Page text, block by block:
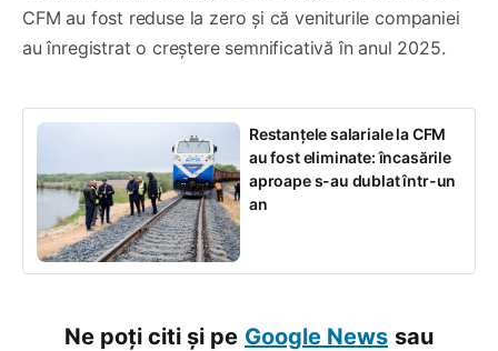
CFM au fost reduse la zero și că veniturile companiei
au înregistrat o creștere semnificativă în anul 2025.
Restanțele salariale la CFM
au fost eliminate: încasările
aproape s-au dublat într-un
an
Ne poți citi și pe Google News sau